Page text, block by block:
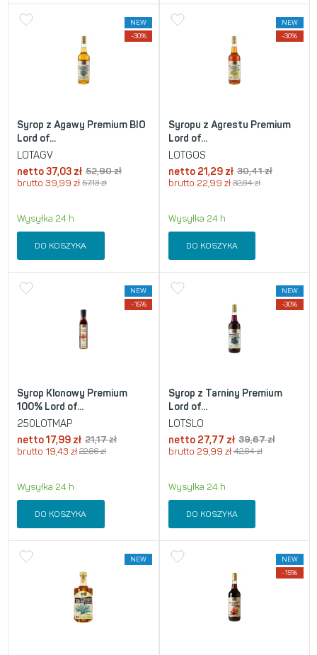
NEW
-30%
Syrop z Agawy Premium BIO
Lord of...
LOTAGV
netto37,03 zł 52,90zł
brutto 39,99 zł 57,13zł
Wysyłka 24 h
DO KOSZYKA
NEW
-30%
Syropu z Agrestu Premium
Lord of...
LOTGOS
netto 21,29 zł 30,41zł
brutto 22,99 zł 32,84zł
Wysyłka 24 h
DO KOSZYKA
NEW
-15%
Syrop Klonowy Premium
100% Lord of...
250LOTMAP
netto17,99 zł 21,17zł
brutto 19,43 zł 22,86zł
Wysyłka 24 h
DO KOSZYKA
NEW
-30%
Syrop z Tarniny Premium
Lord of...
LOTSLO
netto 27,77 zł 39,67zł
brutto 29,99 zł 42,84zł
Wysyłka 24 h
DO KOSZYKA
NEW
NEW
-15%